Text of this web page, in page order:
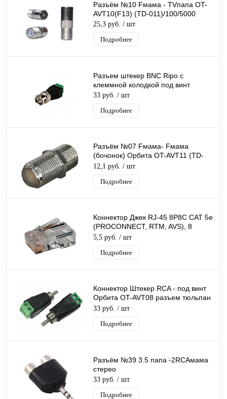
Разъём №10 Fмама - TVпапа OT-
AVT10(F13) (TD-011)/100/5000
25,3 руб. / шт
Подробнее
Разъем штекер BNC Ripo с
клеммной колодкой под винт
33 руб. / шт
Подробнее
Разъём №07 Fмама- Fмама
(бочонок) Орбита OT-AVT11 (TD-
012)
12,1 руб. / шт
Подробнее
Коннектор Джек RJ-45 8P8C CAT 5e
(PROCONNECT, RTM, AVS), 8
универсальных ножей 1 ШТ.
5,5 руб. / шт
Подробнее
Коннектор Штекер RCA - под винт
Орбита OT-AVT08 разъем тюльпан
(RCA штекер) под винт на кабель
33 руб. / шт
Подробнее
Разъём №39 3.5 папа -2RCAмама
стерео
33 руб. / шт
Подробнее